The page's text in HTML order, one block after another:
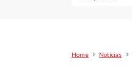
Home Notícias